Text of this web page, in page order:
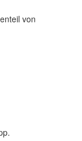
von